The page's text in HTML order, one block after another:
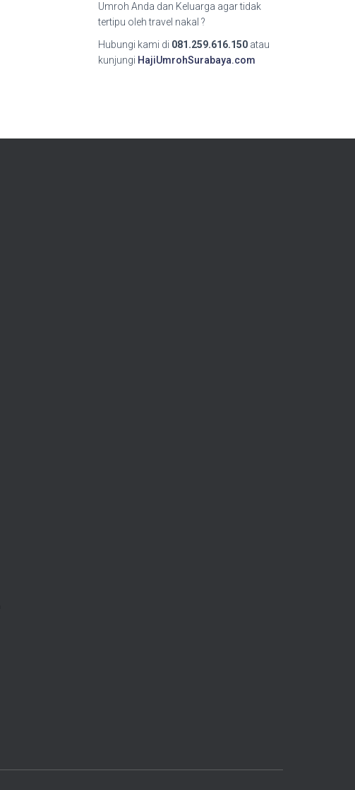
Umroh Anda dan Keluarga agar tidak
tertipu oleh travel nakal ?
Hubungi kami di 081.259.616.150 atau
kunjungi HajiUmrohSurabaya.com